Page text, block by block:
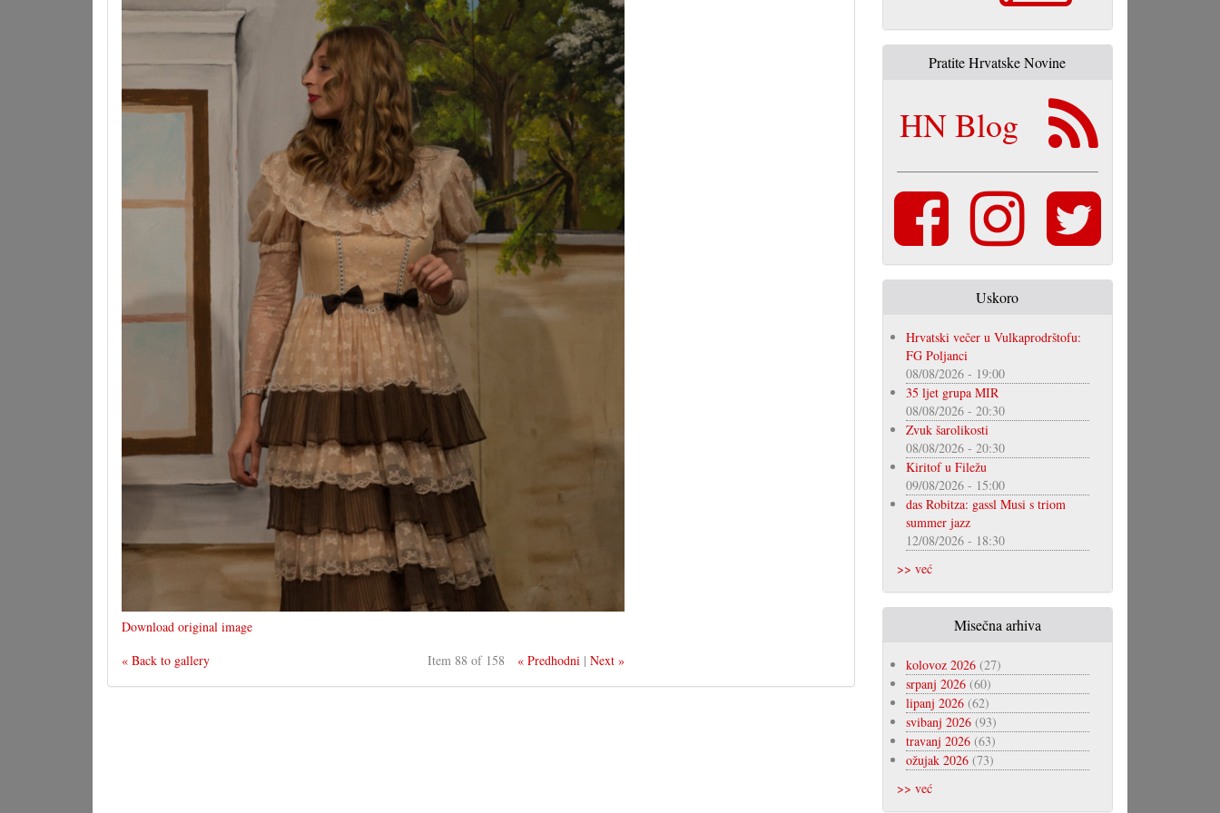
Download original image
« Back to gallery
Item 88 of 158 « Predhodni |Next »
Pratite Hrvatske Novine
HN Blog
Uskoro
Hrvatski večer u Vulkaprodrštofu:
FG Poljanci
08/08/2026 - 19:00
35 ljet grupa MIR
08/08/2026 - 20:30
Zvuk šarolikosti
08/08/2026 - 20:30
Kiritof u Filežu
09/08/2026 - 15:00
das Robitza: gassl Musi s triom
summer jazz
12/08/2026 - 18:30
>> već
Misečna arhiva
kolovoz 2026(27)
srpanj 2026(60)
lipanj 2026(62)
svibanj 2026(93)
travanj 2026(63)
ožujak 2026(73)
>> već